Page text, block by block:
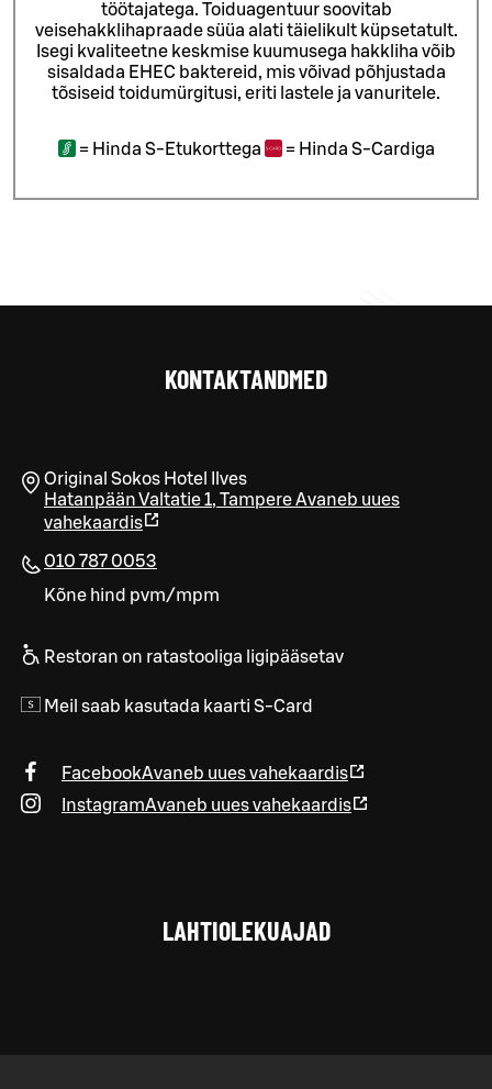
töötajatega. Toiduagentuur soovitab
veisehakklihapraade süüa alati täielikult küpsetatult.
Isegi kvaliteetne keskmise kuumusega hakkliha võib
sisaldada EHEC baktereid, mis võivad põhjustada
tõsiseid toidumürgitusi, eriti lastele ja vanuritele.
= Hinda S-Etukorttega = Hinda S-Cardiga
KONTAKTANDMED
Original Sokos Hotel Ilves
Hatanpään Valtatie 1, TampereAvaneb uues
vahekaardis
010 787 0053
Kõne hind pvm/mpm
Restoran on ratastooliga ligipääsetav
Meil saab kasutada kaarti S-Card
FacebookAvaneb uues vahekaardis
InstagramAvaneb uues vahekaardis
LAHTIOLEKUAJAD